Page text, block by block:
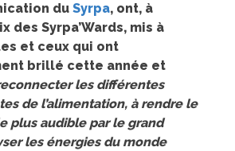
du Syrpa, ont, à
des Syrpa’Wards, mis à
et ceux qui ont
brillé cette année et
les différentes
de l’alimentation, à rendre le
plus audible par le grand
les énergies du monde